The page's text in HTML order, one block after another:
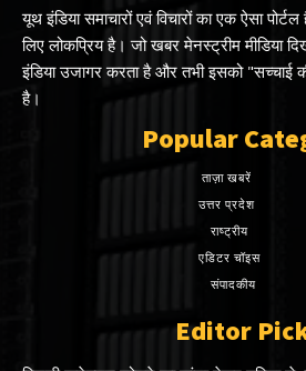
यूथ इंडिया समाचारों एवं विचारों का एक ऐसा
लिए लोकप्रिय है। जो खबर मेनस्ट्रीम मीडिया
इंडिया उजागर करता है और तभी इसको "सच्चाई
है।
Popular
ताज़ा खबरें
उत्तर प्रदेश
राष्ट्रीय
एडिटर चॉइस
संपादकीय
Editor